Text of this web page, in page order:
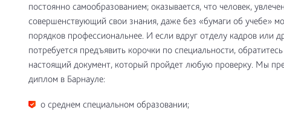
постоянно самообразованием; оказывается, что человек,
совершенствующий свои знания, даже без «бумаги об учебе»
порядков профессиональнее. И если вдруг отделу кадров или
потребуется предъявить корочки по специальности,
настоящий документ, который пройдет любую проверку. Мы
диплом в Барнауле:
о среднем специальном образовании;